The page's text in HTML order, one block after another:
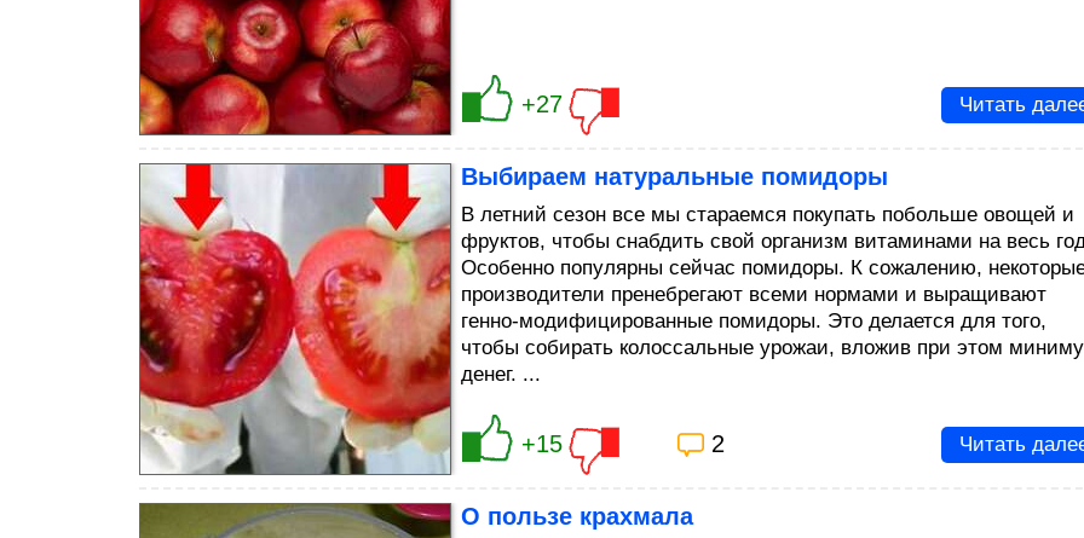
+27 Читать
Выбираем натуральные помидоры
В летний сезон все мы стараемся покупать побольше овощей и
фруктов, чтобы снабдить свой организм витаминами на весь
Особенно популярны сейчас помидоры. К сожалению,
производители пренебрегают всеми нормами и выращивают
генно-модифицированные помидоры. Это делается для того,
чтобы собирать колоссальные урожаи, вложив при этом
денег. ...
+15 2 Читать
О пользе крахмала